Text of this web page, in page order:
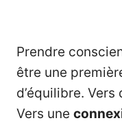
Prendre
être une
d’équilibre.
Vers une